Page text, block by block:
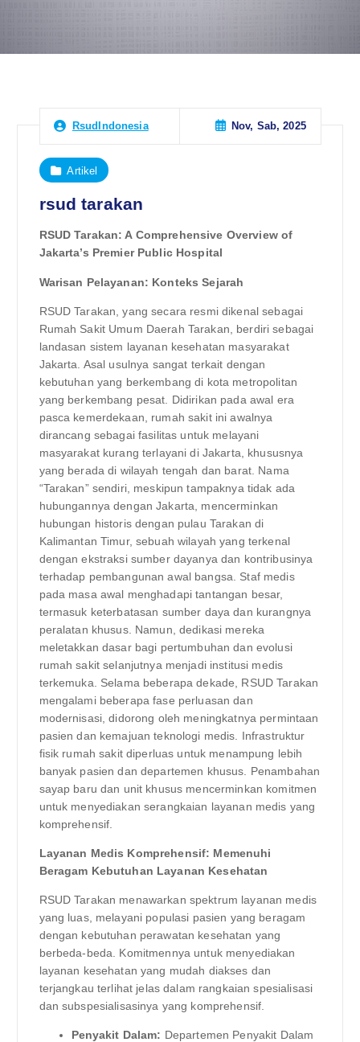
RsudIndonesia Nov, Sab, 2025
Artikel
rsud tarakan
RSUD Tarakan: A Comprehensive Overview of
Jakarta’s Premier Public Hospital
Warisan Pelayanan: Konteks Sejarah
RSUD Tarakan, yang secara resmi dikenal sebagai
Rumah Sakit Umum Daerah Tarakan, berdiri sebagai
landasan sistem layanan kesehatan masyarakat
Jakarta. Asal usulnya sangat terkait dengan
kebutuhan yang berkembang di kota metropolitan
yang berkembang pesat. Didirikan pada awal era
pasca kemerdekaan, rumah sakit ini awalnya
dirancang sebagai fasilitas untuk melayani
masyarakat kurang terlayani di Jakarta, khususnya
yang berada di wilayah tengah dan barat. Nama
“Tarakan” sendiri, meskipun tampaknya tidak ada
hubungannya dengan Jakarta, mencerminkan
hubungan historis dengan pulau Tarakan di
Kalimantan Timur, sebuah wilayah yang terkenal
dengan ekstraksi sumber dayanya dan kontribusinya
terhadap pembangunan awal bangsa. Staf medis
pada masa awal menghadapi tantangan besar,
termasuk keterbatasan sumber daya dan kurangnya
peralatan khusus. Namun, dedikasi mereka
meletakkan dasar bagi pertumbuhan dan evolusi
rumah sakit selanjutnya menjadi institusi medis
terkemuka. Selama beberapa dekade, RSUD Tarakan
mengalami beberapa fase perluasan dan
modernisasi, didorong oleh meningkatnya permintaan
pasien dan kemajuan teknologi medis. Infrastruktur
fisik rumah sakit diperluas untuk menampung lebih
banyak pasien dan departemen khusus. Penambahan
sayap baru dan unit khusus mencerminkan komitmen
untuk menyediakan serangkaian layanan medis yang
komprehensif.
Layanan Medis Komprehensif: Memenuhi
Beragam Kebutuhan Layanan Kesehatan
RSUD Tarakan menawarkan spektrum layanan medis
yang luas, melayani populasi pasien yang beragam
dengan kebutuhan perawatan kesehatan yang
berbeda-beda. Komitmennya untuk menyediakan
layanan kesehatan yang mudah diakses dan
terjangkau terlihat jelas dalam rangkaian spesialisasi
dan subspesialisasinya yang komprehensif.
Penyakit Dalam: Departemen Penyakit Dalam